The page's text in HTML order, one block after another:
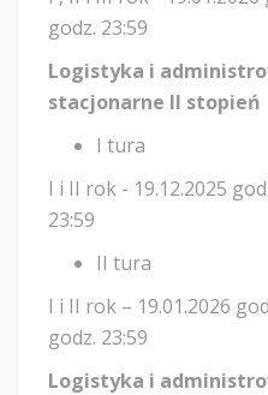
godz. 23:59
Logistyka i
stacjonarne II stopień
I tura
I i II rok - 19.12.2025
23:59
II tura
I i II rok – 19.01.2026
godz. 23:59
Logistyka i